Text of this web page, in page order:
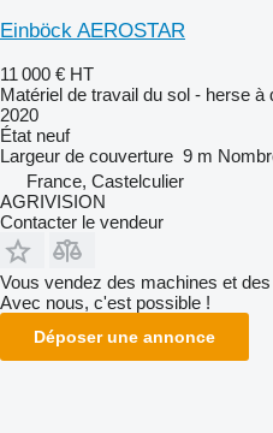
Einböck AEROSTAR
11 000 € HT
Matériel de travail du sol - herse à
2020
État neuf
Largeur de couverture 9 m
France, Castelculier
AGRIVISION
Contacter le vendeur
Vous vendez des machines et
Avec nous, c'est possible !
Déposer une annonce